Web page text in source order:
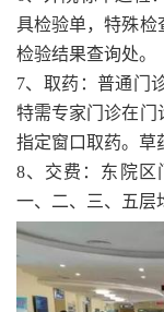
具检验单，特殊检
检验结果查询处。
7、取药：普通门
特需专家门诊在门
指定窗口取药。草
8、交费：东院区
一、二、三、五层